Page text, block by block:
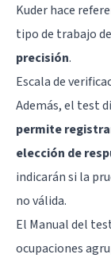
Kuder hace
tipo de trabajo
precisión.
Escala de
Además, el test
permite
elección de
indicarán si la
no válida.
El Manual del
ocupaciones